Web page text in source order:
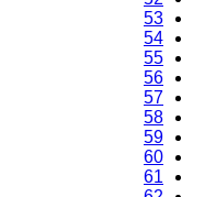
53
54
55
56
57
58
59
60
61